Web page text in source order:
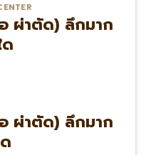
ผ่าตัด) ลึกมาก
ผ่าตัด) ลึกมาก